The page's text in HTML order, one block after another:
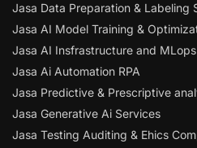
Jasa Data Preparation & Labeling
Jasa AI Model Training &
Jasa AI Insfrastructure and MLops
Jasa Ai Automation RPA
Jasa Predictive & Prescriptive
Jasa Generative Ai Services
Jasa Testing Auditing & Ehics